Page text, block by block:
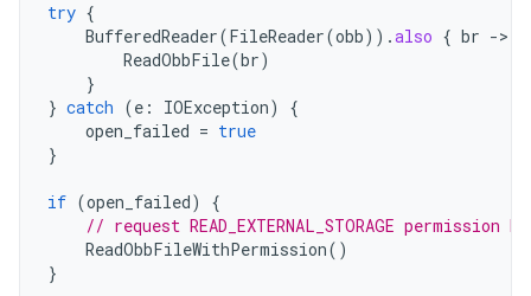
try {
BufferedReader(FileReader(obb)).also { br -
ReadObbFile(br)
}
} catch (e : IOException)
{
open_failed = true
}
if (open_failed)
{
// request READ_EXTERNAL_STORAGE
ReadObbFileWithPermission()
}